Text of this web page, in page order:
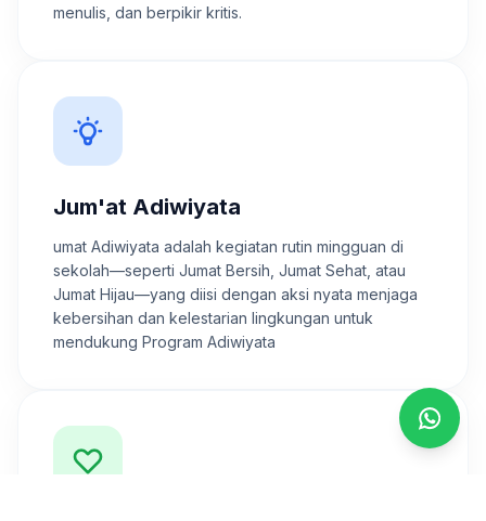
menulis, dan berpikir kritis.
Jum'at Adiwiyata
umat Adiwiyata adalah kegiatan rutin mingguan di
sekolah—seperti Jumat Bersih, Jumat Sehat, atau
Jumat Hijau—yang diisi dengan aksi nyata menjaga
kebersihan dan kelestarian lingkungan untuk
mendukung Program Adiwiyata